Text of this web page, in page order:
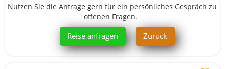
Nutzen Sie die Anfrage gern für ein persönliches Gespräch zu
offenen Fragen.
Reise anfragen Zurück